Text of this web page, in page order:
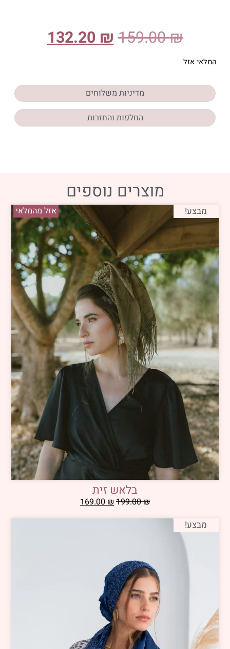
159.00₪
132.20₪
המלאי אזל
מדיניות משלוחים
החלפות והחזרות
מוצרים נוספים
אזל מהמלאי מבצע!
בלאש זית
199.00₪
169.00₪
מבצע!